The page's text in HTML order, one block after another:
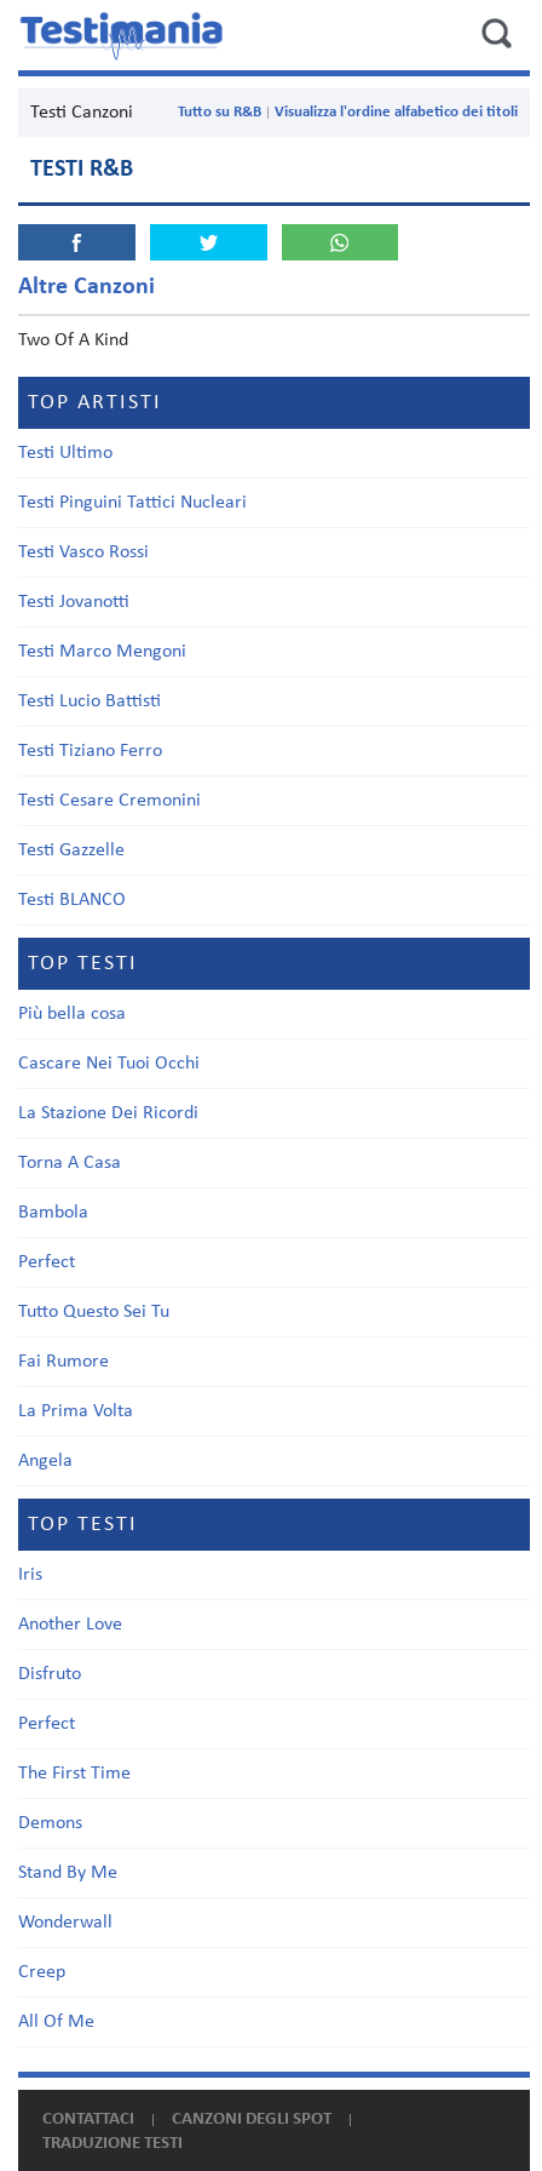
Testi Canzoni Visualizza l'ordine alfabetico dei titoli
Tutto su R&B
TESTI R&B
Altre Canzoni
Two Of A Kind
TOP ARTISTI
Testi Ultimo
Testi Pinguini Tattici Nucleari
Testi Vasco Rossi
Testi Jovanotti
Testi Marco Mengoni
Testi Lucio Battisti
Testi Tiziano Ferro
Testi Cesare Cremonini
Testi Gazzelle
Testi BLANCO
TOP TESTI
Più bella cosa
Cascare Nei Tuoi Occhi
La Stazione Dei Ricordi
Torna A Casa
Bambola
Perfect
Tutto Questo Sei Tu
Fai Rumore
La Prima Volta
Angela
TOP TESTI
Iris
Another Love
Disfruto
Perfect
The First Time
Demons
Stand By Me
Wonderwall
Creep
All Of Me
CONTATTACI
CANZONI DEGLI SPOT
TRADUZIONE TESTI